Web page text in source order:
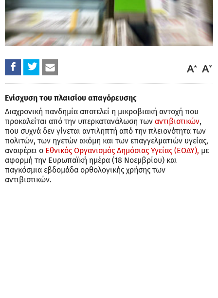
Ενίσχυση του πλαισίου απαγόρευσης
Διαχρονική πανδημία αποτελεί η μικροβιακή αντοχή που
προκαλείται από την υπερκατανάλωση των αντιβιοτικών,
που συχνά δεν γίνεται αντιληπτή από την πλειονότητα των
πολιτών, των ηγετών ακόμη και των επαγγελματιών υγείας,
αναφέρει ο Εθνικός Οργανισμός Δημόσιας Υγείας (ΕΟΔΥ), με
αφορμή την Ευρωπαϊκή ημέρα (18 Νοεμβρίου) και
παγκόσμια εβδομάδα ορθολογικής χρήσης των
αντιβιοτικών.